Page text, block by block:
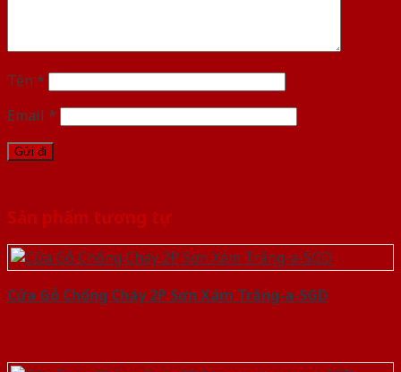
Tên *
Email *
Sản phẩm tương tự
Cửa Gỗ Chống Cháy 2P Sơn Xám Trắng-a-SGD